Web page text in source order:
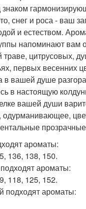
знаком
снег и роса - ваш
и естеством.
напоминают вам
цитрусовых,
первых весенних
вашей душе
в настоящую
вашей души
одурманивающее,
ароматы:
136, 138, 150.
ароматы:
118, 125, 152.
подходят ароматы: